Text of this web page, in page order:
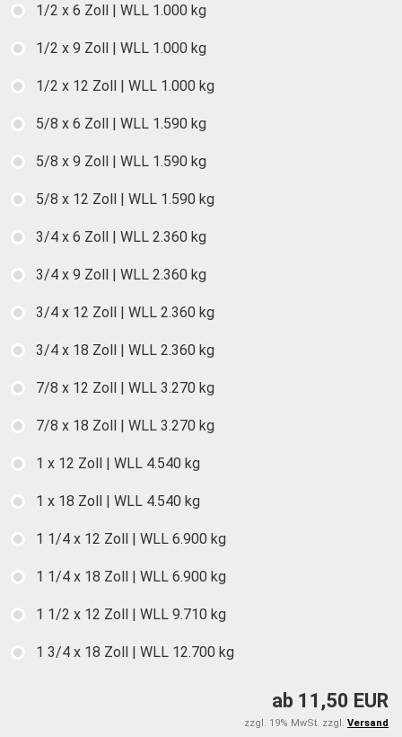
1/2 x 6 Zoll | WLL 1.000 kg
1/2 x 9 Zoll | WLL 1.000 kg
1/2 x 12 Zoll | WLL 1.000 kg
5/8 x 6 Zoll | WLL 1.590 kg
5/8 x 9 Zoll | WLL 1.590 kg
5/8 x 12 Zoll | WLL 1.590 kg
3/4 x 6 Zoll | WLL 2.360 kg
3/4 x 9 Zoll | WLL 2.360 kg
3/4 x 12 Zoll | WLL 2.360 kg
3/4 x 18 Zoll | WLL 2.360 kg
7/8 x 12 Zoll | WLL 3.270 kg
7/8 x 18 Zoll | WLL 3.270 kg
1 x 12 Zoll | WLL 4.540 kg
1 x 18 Zoll | WLL 4.540 kg
1 1/4 x 12 Zoll | WLL 6.900 kg
1 1/4 x 18 Zoll | WLL 6.900 kg
1 1/2 x 12 Zoll | WLL 9.710 kg
1 3/4 x 18 Zoll | WLL 12.700 kg
ab 11,50 EUR
zzgl. 19% MwSt. zzgl. Versand